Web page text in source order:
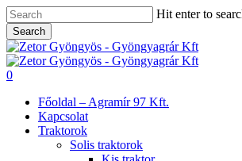
Skip
to
main
content
Hit enter to
Search
Close
Search
search
0
Főoldal – Agramír 97 Kft.
Kapcsolat
Traktorok
Solis traktorok